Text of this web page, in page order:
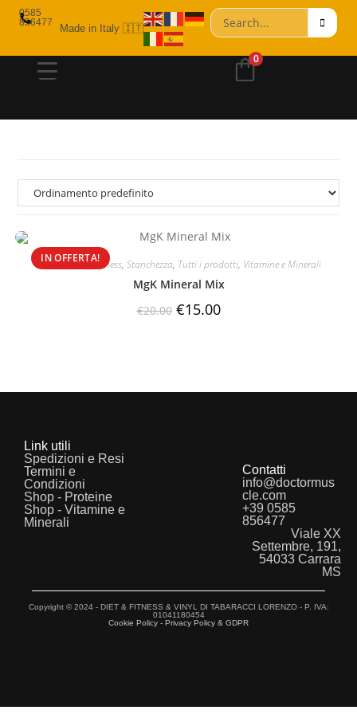
0585
856477
Made in Italy 🇮🇹
0
IN OFFERTA!
Brand, Diet & Fitness, Stanchezza, Tutti i prodotti, Vitamine e Minerali
MgK Mineral Mix
€20.00 €15.00
Link utili
Spedizioni e Resi
Termini e
Condizioni
Shop - Proteine
Shop - Vitamine e
Minerali
Contatti
info@doctormus
cle.com
+39 0585
856477
Viale XX
Settembre, 191,
54033 Carrara
MS
Copyright © 2024 - DIET & FITNESS & VINYL DI TABARACCI LORENZO - P. IVA:
01041180454
Cookie Policy - Privacy Policy & GDPR